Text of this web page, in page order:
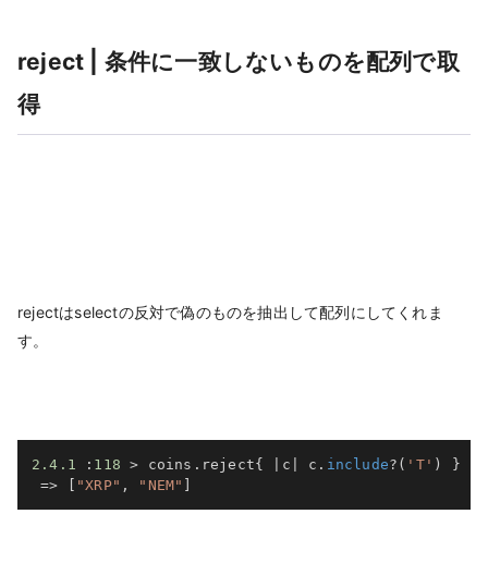
reject | 条件に一致しないものを配列で取
得
rejectはselectの反対で偽のものを抽出して配列にしてくれま
す。
2.4 .1 : 118 > coins . reject{ c c . include? ( 'T' )
}
=>
"XRP" , "NEM"